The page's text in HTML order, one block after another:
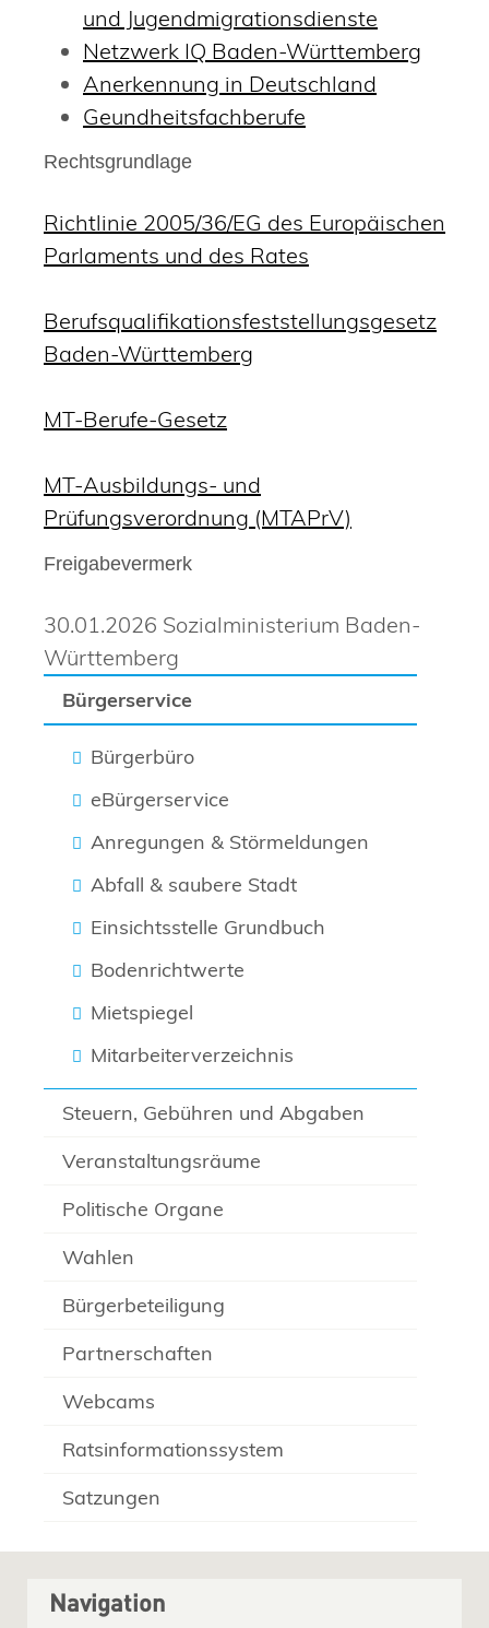
Bürgerservice
Bürgerbüro
eBürgerservice
Anregungen & Störmeldungen
Abfall & saubere Stadt
Einsichtsstelle Grundbuch
Bodenrichtwerte
Mietspiegel
Mitarbeiterverzeichnis
Steuern, Gebühren und Abgaben
Veranstaltungsräume
Politische Organe
Wahlen
Bürgerbeteiligung
Partnerschaften
Webcams
Ratsinformationssystem
Satzungen
und Jugendmigrationsdienste
Netzwerk IQ Baden-Württemberg
Anerkennung in Deutschland
Geundheitsfachberufe
Rechtsgrundlage
Richtlinie 2005/36/EG des Europäischen
Parlaments und des Rates
Berufsqualifikationsfeststellungsgesetz
Baden-Württemberg
MT-Berufe-Gesetz
MT-Ausbildungs- und
Prüfungsverordnung (MTAPrV)
Freigabevermerk
30.01.2026 Sozialministerium Baden-
Württemberg
Navigation